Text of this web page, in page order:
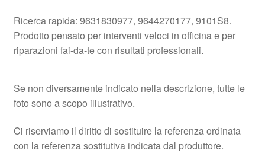
Ricerca rapida: 9631830977, 9644270177, 9101S8.
Prodotto pensato per interventi veloci in officina e per
riparazioni fai-da-te con risultati professionali.
Se non diversamente indicato nella descrizione, tutte le
foto sono a scopo illustrativo.
Ci riserviamo il diritto di sostituire la referenza ordinata
con la referenza sostitutiva indicata dal produttore.